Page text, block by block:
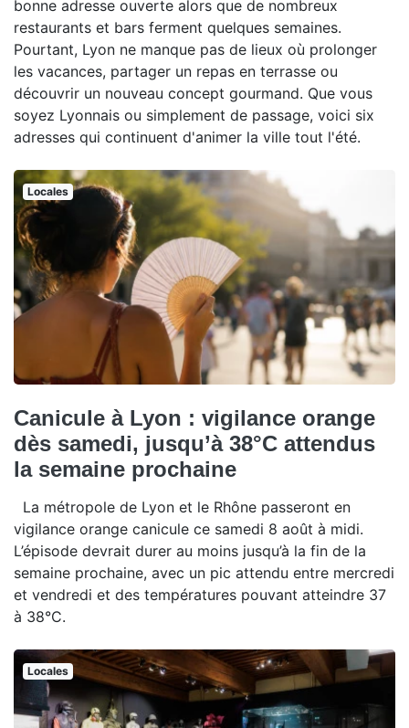
bonne adresse ouverte alors que de nombreux
restaurants et bars ferment quelques semaines.
Pourtant, Lyon ne manque pas de lieux où prolonger
les vacances, partager un repas en terrasse ou
découvrir un nouveau concept gourmand. Que vous
soyez Lyonnais ou simplement de passage, voici six
adresses qui continuent d'animer la ville tout l'été.
Locales
Canicule à Lyon : vigilance orange
dès samedi, jusqu’à 38°C attendus
la semaine prochaine
La métropole de Lyon et le Rhône passeront en
vigilance orange canicule ce samedi 8 août à midi.
L’épisode devrait durer au moins jusqu’à la fin de la
semaine prochaine, avec un pic attendu entre mercredi
et vendredi et des températures pouvant atteindre 37
à 38°C.
Locales